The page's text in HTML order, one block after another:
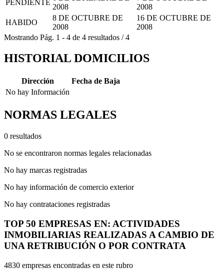
PENDIENTE
2008
2008
HABIDO
8 DE OCTUBRE DE
2008
16 DE OCTUBRE DE
2008
Mostrando Pág. 1 - 4 de 4 resultados /4
HISTORIAL DOMICILIOS
Dirección
Fecha de Baja
No hay Información
NORMAS LEGALES
0 resultados
No se encontraron normas legales relacionadas
No hay marcas registradas
No hay información de comercio exterior
No hay contrataciones registradas
TOP 50 EMPRESAS EN: ACTIVIDADES
INMOBILIARIAS REALIZADAS A CAMBIO DE
UNA RETRIBUCIÓN O POR CONTRATA
4830 empresas encontradas en este rubro